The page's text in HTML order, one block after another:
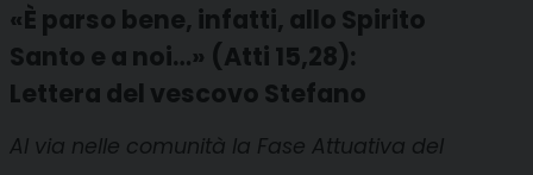
«È parso bene, infatti, allo Spirito
Santo e a noi…» (Atti 15,28):
Lettera del vescovo Stefano
Al via nelle comunità la Fase Attuativa del